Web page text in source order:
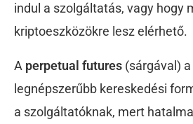
indul a szolgáltatás, vagy hogy
kriptoeszközökre lesz elérhető.
A perpetual futures (sárgával)
legnépszerűbb kereskedési
a szolgáltatóknak, mert